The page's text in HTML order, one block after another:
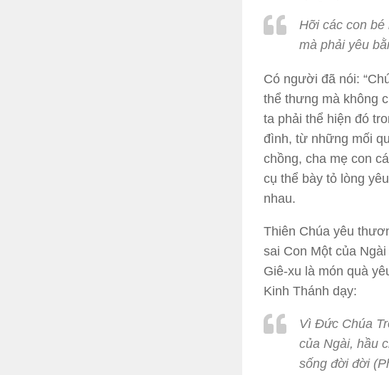
Hỡi các con
mà phải yêu
Có người đã nói:
thể thưng mà không
ta phải thể hiện đó
đình, từ những mối
chồng, cha mẹ con
cụ thể bày tỏ lòng
nhau.
Thiên Chúa yêu
sai Con Một của
Giê-xu là món quà
Kinh Thánh dạy:
Vì Đức Chúa
của Ngài, hầu
sống đời đời